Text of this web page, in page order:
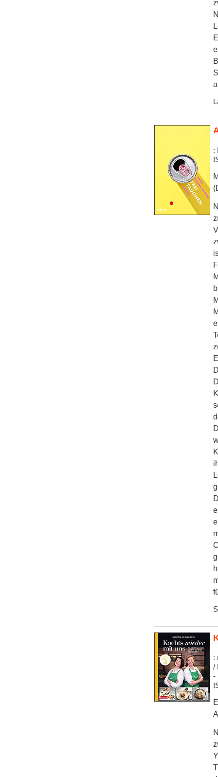
:
:
/
-